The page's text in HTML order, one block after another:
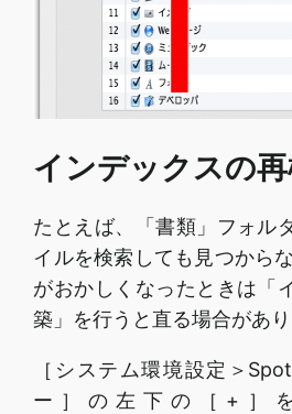
インデックスの
たとえば、「書類」フォル
イルを検索しても見つから
がおかしくなったときは「
築」を行うと直る場合があり
［システム環境設定＞
ー］の左下の［+］